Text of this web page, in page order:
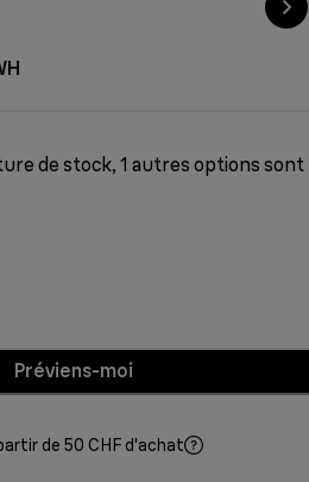
de stock, 1 autres options sont
Préviens-moi
de 50 CHF d'achat